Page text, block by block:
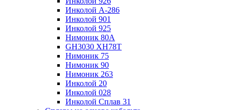
Инколой А-286
Инколой 901
Инколой 925
Нимоник 80А
GH3030 XH78T
Нимоник 75
Нимоник 90
Нимоник 263
Инколой 20
Инколой 028
Инколой Сплав 31